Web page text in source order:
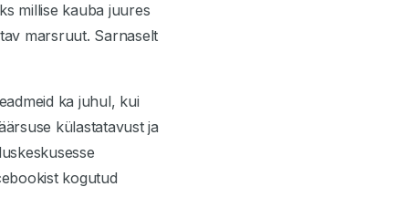
millise kauba juures
marsruut. Sarnaselt
ka juhul, kui
külastatavust ja
kogutud